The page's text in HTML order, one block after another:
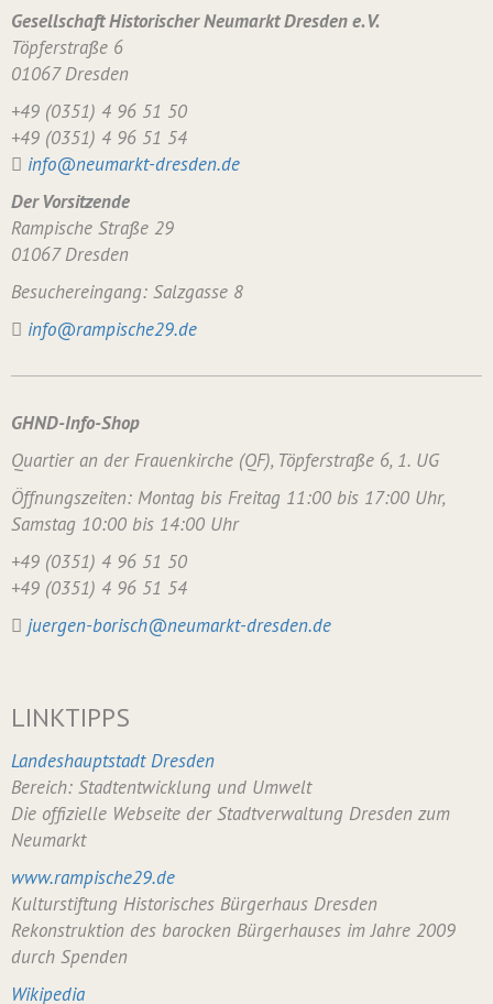
Gesellschaft Historischer Neumarkt Dresden e. V.
Töpferstraße 6
01067 Dresden
+49 (0351) 4 96 51 50
+49 (0351) 4 96 51 54
info@neumarkt-dresden.de
Der Vorsitzende
Rampische Straße 29
01067 Dresden
Besuchereingang: Salzgasse 8
info@rampische29.de
GHND-Info-Shop
Quartier an der Frauenkirche (QF), Töpferstraße 6, 1. UG
Öffnungszeiten: Montag bis Freitag 11:00 bis 17:00 Uhr,
Samstag 10:00 bis 14:00 Uhr
+49 (0351) 4 96 51 50
+49 (0351) 4 96 51 54
juergen-borisch@neumarkt-dresden.de
LINKTIPPS
Landeshauptstadt Dresden
Bereich: Stadtentwicklung und Umwelt
Die offizielle Webseite der Stadtverwaltung Dresden zum
Neumarkt
www.rampische29.de
Kulturstiftung Historisches Bürgerhaus Dresden
Rekonstruktion des barocken Bürgerhauses im Jahre 2009
durch Spenden
Wikipedia